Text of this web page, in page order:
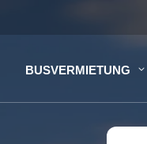
BUSVERMIETUNG